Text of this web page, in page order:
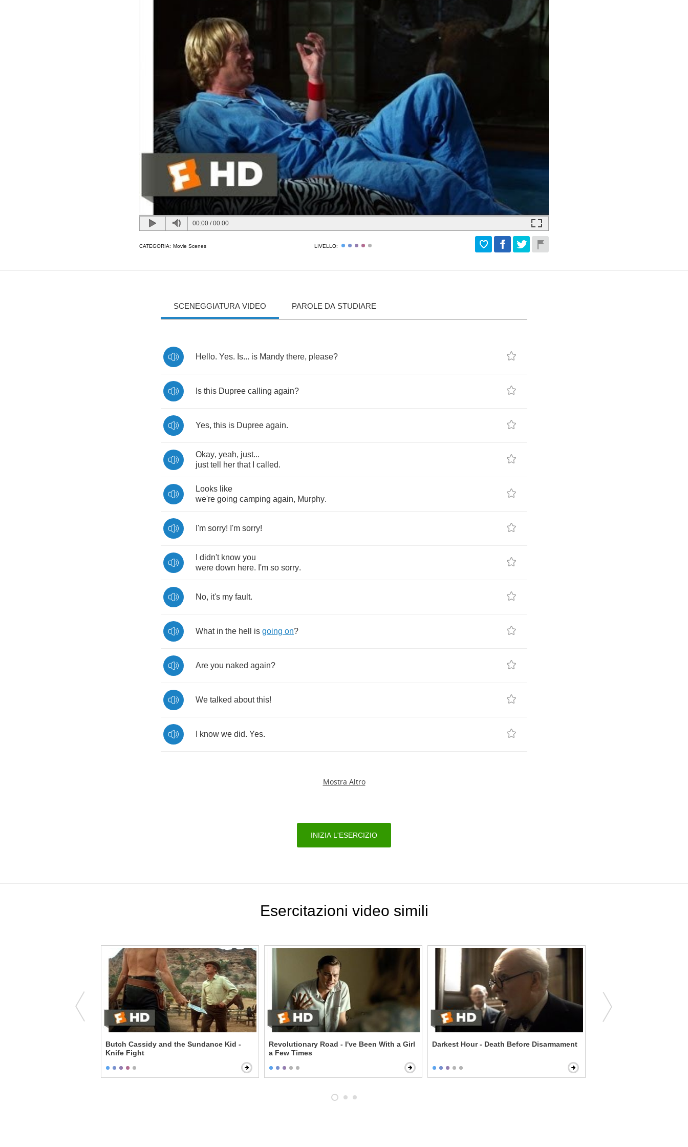
00:00 /00:00
CATEGORIA: Movie Scenes LIVELLO:
SCENEGGIATURA VIDEO PAROLE DA STUDIARE
Hello. Yes. Is... is Mandy there, please?
Is this Dupree calling again?
Yes, this is Dupree again.
Okay, yeah, just...
just tell her that called.
Looks like
we're going camping again, Murphy.
I'm sorry! I'm sorry!
didn't know you
were down here. I'm so sorry.
No, it's my fault.
What in the hell is going on?
Are you naked again?
We talked about this!
know we did. Yes.
Mostra Altro
INIZIA L'ESERCIZIO
Esercitazioni video simili
Butch Cassidy and the Sundance Kid -
Knife Fight
Revolutionary Road - I've Been With a Girl
a Few Times
Darkest Hour - Death Before Disarmament